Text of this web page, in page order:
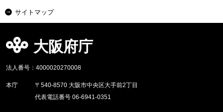
サイトマップ
大阪府庁
法人番号：4000020270008
本庁
〒540-8570 大阪市中央区大手前2丁目
代表電話番号 06-6941-0351